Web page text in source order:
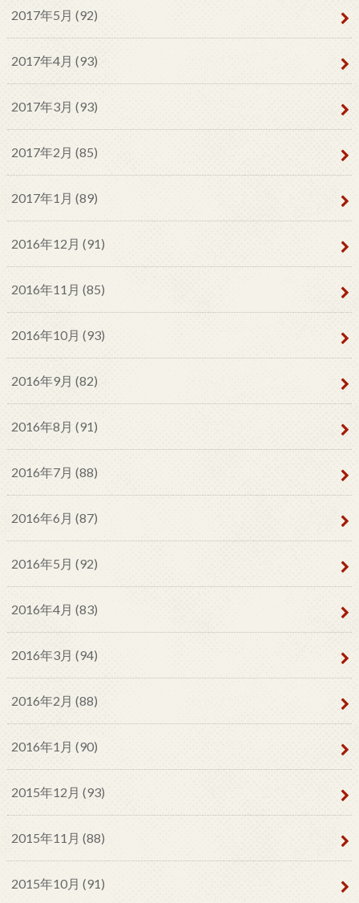
2017年5月 (92)
2017年4月 (93)
2017年3月 (93)
2017年2月 (85)
2017年1月 (89)
2016年12月 (91)
2016年11月 (85)
2016年10月 (93)
2016年9月 (82)
2016年8月 (91)
2016年7月 (88)
2016年6月 (87)
2016年5月 (92)
2016年4月 (83)
2016年3月 (94)
2016年2月 (88)
2016年1月 (90)
2015年12月 (93)
2015年11月 (88)
2015年10月 (91)